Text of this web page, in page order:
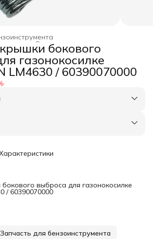
Оснастка для инструмента
бокового
газонокосилке
LM4630 / 60390070000
в Сплит
выброса для газонокосилке
/ 60390070000
Запчасть для бензоинструмента